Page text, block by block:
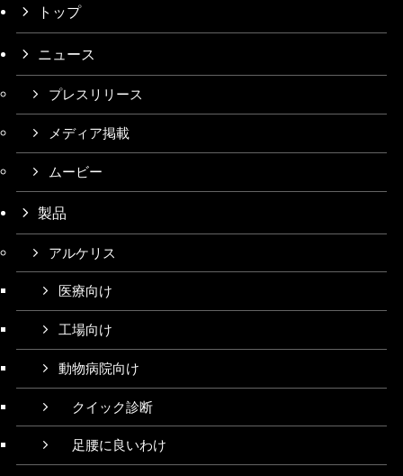
トップ
ニュース
プレスリリース
メディア掲載
ムービー
製品
アルケリス
医療向け
工場向け
動物病院向け
クイック診断
足腰に良いわけ